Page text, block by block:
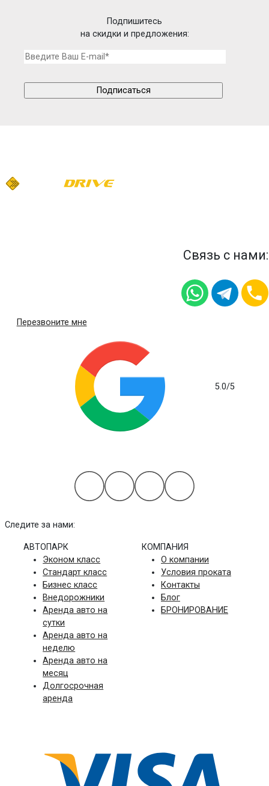
Подпишитесь
на скидки и предложения:
Связь с нами:
Перезвоните мне
5.0/5
Следите за нами:
АВТОПАРК
Эконом класс
Стандарт класс
Бизнес класс
Внедорожники
Аренда авто на
сутки
Аренда авто на
неделю
Аренда авто на
месяц
Долгосрочная
аренда
КОМПАНИЯ
О компании
Условия проката
Контакты
Блог
БРОНИРОВАНИЕ